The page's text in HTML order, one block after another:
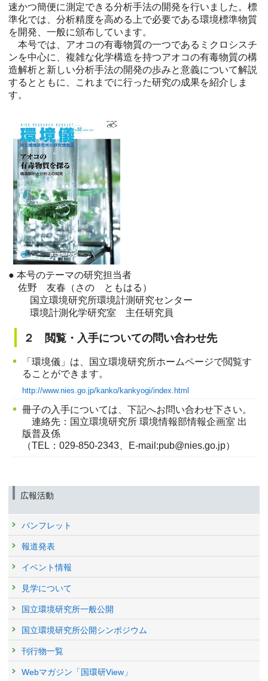
速かつ簡便に測定できる分析手法の開発を行いました。標
準化では、分析精度を高める上で必要である環境標準物質
を開発、一般に頒布しています。
本号では、アオコの有毒物質の一つであるミクロシスチ
ンを中心に、複雑な化学構造を持つアオコの有毒物質の構
造解析と新しい分析手法の開発の歩みと意義について解説
するとともに、これまでに行った研究の成果を紹介しま
す。
● 本号のテーマの研究担当者
佐野 友春（さの ともはる）
国立環境研究所環境計測研究センター
環境計測化学研究室 主任研究員
２ 閲覧・入手についての問い合わせ先
「環境儀」は、国立環境研究所ホームページで閲覧す
ることができます。
http://www.nies.go.jp/kanko/kankyogi/index.html
冊子の入手については、下記へお問い合わせ下さい。
連絡先：国立環境研究所 環境情報部情報企画室 出
版普及係
（TEL：029-850-2343、E-mail:pub@nies.go.jp）
広報活動
パンフレット
報道発表
イベント情報
見学について
国立環境研究所一般公開
国立環境研究所公開シンポジウム
刊行物一覧
Webマガジン「国環研View」